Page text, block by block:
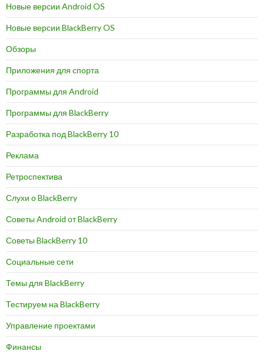
Новые версии Android OS
Новые версии BlackBerry OS
Обзоры
Приложения для спорта
Программы для Android
Программы для BlackBerry
Разработка под BlackBerry 10
Реклама
Ретроспектива
Слухи о BlackBerry
Советы Android от BlackBerry
Советы BlackBerry 10
Социальные сети
Темы для BlackBerry
Тестируем на BlackBerry
Управление проектами
Финансы